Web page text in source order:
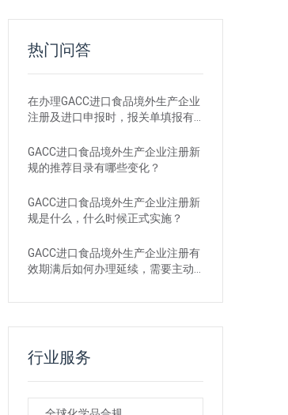
热门问答
在办理GACC进口食品境外生产企业
注册及进口申报时，报关单填报有
GACC进口食品境外生产企业注册新
规的推荐目录有哪些变化？
GACC进口食品境外生产企业注册新
规是什么，什么时候正式实施？
GACC进口食品境外生产企业注册有
效期满后如何办理延续，需要主动
行业服务